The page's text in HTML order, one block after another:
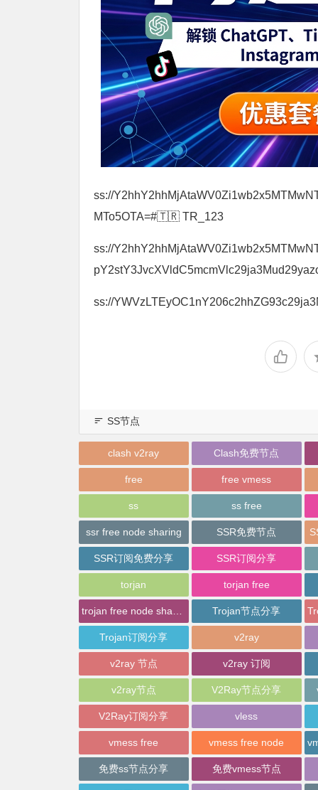
ss://
MTo5OTA=#🇹🇷 TR_123
ss://
ss://
SS节点
clash v2ray Clash免费节点
free free vmess
ss ss free
ssr free node sharing SSR免费节点
SSR订阅免费分享 SSR订阅分享
torjan torjan free
Trojan节点分享
Trojan订阅分享 v2ray
v2ray 节点 v2ray 订阅
v2ray节点 V2Ray节点分享
V2Ray订阅分享 vless
vmess free vmess free node
免费ss节点分享 免费vmess节点